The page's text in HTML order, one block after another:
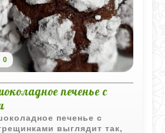
0
печенье с
печенье с
выглядит так,